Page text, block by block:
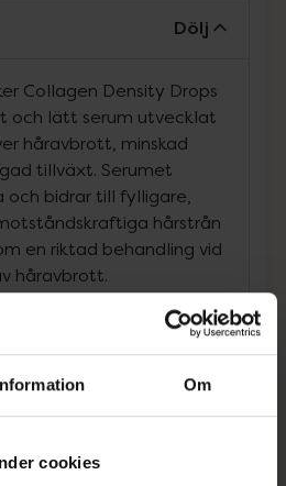
Om
cookies
Dölj
Collagen Density Drops
och lätt serum utvecklat
håravbrott, minskad
tillväxt. Serumet
och bidrar till fylligare,
hårstrån
en riktad behandling vid
håravbrott.
hårbotten för att stödja en
och förbättra hårets
ett tätare och fylligare